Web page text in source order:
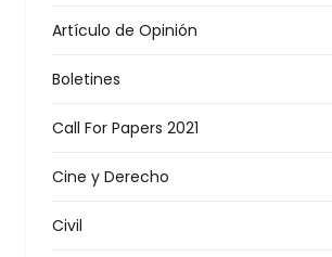
Artículo de Opinión
Boletines
Call For Papers 2021
Cine y Derecho
Civil